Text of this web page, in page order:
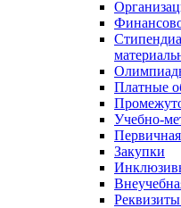
Платные
Учебно-
Закупки